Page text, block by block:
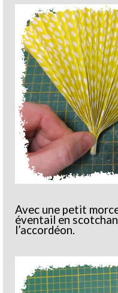
Avec une petit
éventail en
l’accordéon.